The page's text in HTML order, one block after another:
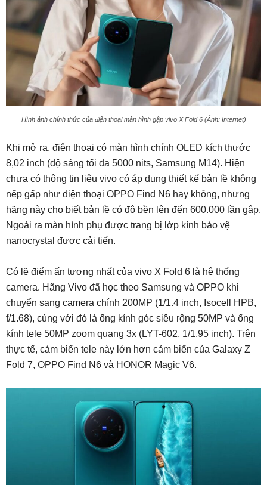
Hình ảnh chính thức của điện thoại màn hình gập vivo X Fold 6 (Ảnh: Internet)
Khi mở ra, điện thoại có màn hình chính OLED kích thước
8,02 inch (độ sáng tối đa 5000 nits, Samsung M14). Hiện
chưa có thông tin liệu vivo có áp dụng thiết kế bản lề không
nếp gấp như điện thoại OPPO Find N6 hay không, nhưng
hãng này cho biết bản lề có độ bền lên đến 600.000 lần gập.
Ngoài ra màn hình phụ được trang bị lớp kính bảo vệ
nanocrystal được cải tiến.
Có lẽ điểm ấn tượng nhất của vivo X Fold 6 là hệ thống
camera. Hãng Vivo đã học theo Samsung và OPPO khi
chuyển sang camera chính 200MP (1/1.4 inch, Isocell HPB,
f/1.68), cùng với đó là ống kính góc siêu rộng 50MP và ống
kính tele 50MP zoom quang 3x (LYT-602, 1/1.95 inch). Trên
thực tế, cảm biến tele này lớn hơn cảm biến của Galaxy Z
Fold 7, OPPO Find N6 và HONOR Magic V6.